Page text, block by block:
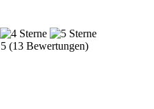
(13 Bewertungen)